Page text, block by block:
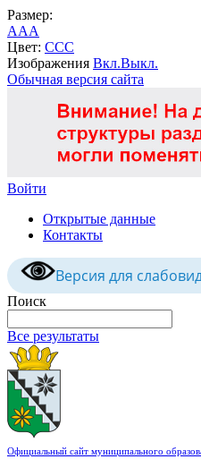
Размер:
AAA
Цвет: CCC
Изображения Вкл.Выкл.
Обычная версия сайта
Войти
Открытые данные
Контакты
Версия для
Поиск
Все результаты
Официальный сайт муниципального